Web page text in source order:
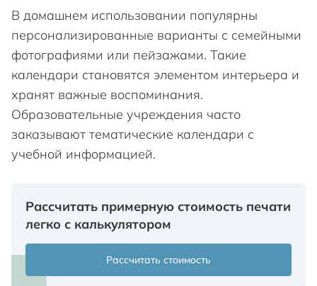
В домашнем использовании популярны
персонализированные варианты с семейными
фотографиями или пейзажами. Такие
календари становятся элементом интерьера и
хранят важные воспоминания.
Образовательные учреждения часто
заказывают тематические календари с
учебной информацией.
Рассчитать примерную стоимость печати
легко с калькулятором
Рассчитать стоимость